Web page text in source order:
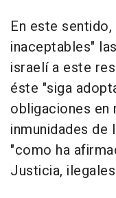
En este
inaceptables"
israelí a este
éste "siga
obligaciones
inmunidades de
"como ha
Justicia,